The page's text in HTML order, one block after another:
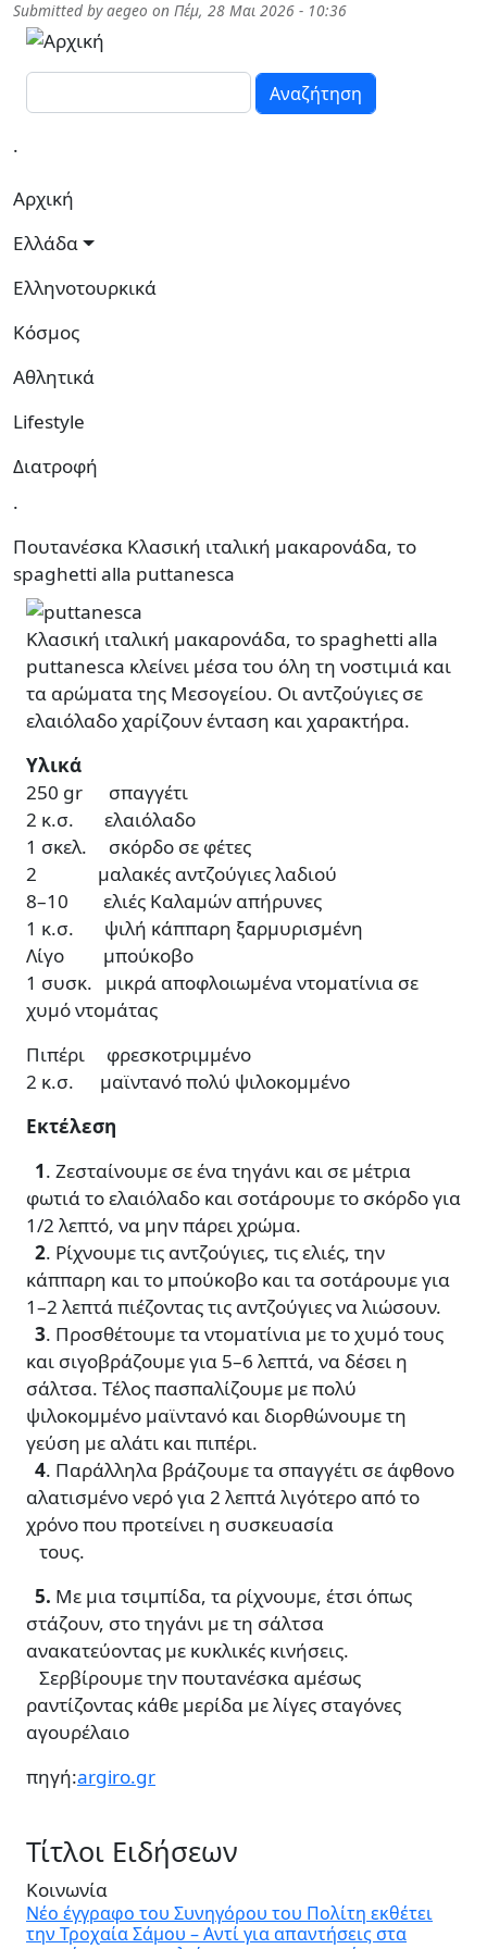
Παράκαμψη προς το κυρίως περιεχόμενο
Submitted byaegeo on Πέμ, 28 Μαι 2026 - 10:36
Αναζήτηση
.
Κεντρική πλοήγηση
Αρχική
Ελλάδα
Ελληνοτουρκικά
Κόσμος
Αθλητικά
Lifestyle
Διατροφή
.
Πουτανέσκα Κλασική ιταλική μακαρονάδα, το
spaghetti alla puttanesca
Κλασική ιταλική μακαρονάδα, το spaghetti alla
puttanesca κλείνει μέσα του όλη τη νοστιμιά και
τα αρώματα της Μεσογείου. Οι αντζούγιες σε
ελαιόλαδο χαρίζουν ένταση και χαρακτήρα.
Υλικά
250 gr σπαγγέτι
2 κ.σ. ελαιόλαδο
1 σκελ. σκόρδο σε φέτες
2 μαλακές αντζούγιες λαδιού
8–10 ελιές Καλαμών απήρυνες
1 κ.σ. ψιλή κάππαρη ξαρμυρισμένη
Λίγο μπούκοβο
1 συσκ. μικρά αποφλοιωμένα ντοματίνια σε
χυμό ντομάτας
Πιπέρι φρεσκοτριμμένο
2 κ.σ. μαϊντανό πολύ ψιλοκομμένο
Εκτέλεση
1. Ζεσταίνουμε σε ένα τηγάνι και σε μέτρια
φωτιά το ελαιόλαδο και σοτάρουμε το σκόρδο για
1/2 λεπτό, να μην πάρει χρώμα.
2. Ρίχνουμε τις αντζούγιες, τις ελιές, την
κάππαρη και το μπούκοβο και τα σοτάρουμε για
1–2 λεπτά πιέζοντας τις αντζούγιες να λιώσουν.
3. Προσθέτουμε τα ντοματίνια με το χυμό τους
και σιγοβράζουμε για 5–6 λεπτά, να δέσει η
σάλτσα. Τέλος πασπαλίζουμε με πολύ
ψιλοκομμένο μαϊντανό και διορθώνουμε τη
γεύση με αλάτι και πιπέρι.
4. Παράλληλα βράζουμε τα σπαγγέτι σε άφθονο
αλατισμένο νερό για 2 λεπτά λιγότερο από το
χρόνο που προτείνει η συσκευασία
τους.
5. Με μια τσιμπίδα, τα ρίχνουμε, έτσι όπως
στάζουν, στο τηγάνι με τη σάλτσα
ανακατεύοντας με κυκλικές κινήσεις.
Σερβίρουμε την πουτανέσκα αμέσως
ραντίζοντας κάθε μερίδα με λίγες σταγόνες
αγουρέλαιο
πηγή:argiro.gr
Τίτλοι Ειδήσεων
Κοινωνία
Νέο έγγραφο του Συνηγόρου του Πολίτη εκθέτει
την Τροχαία Σάμου – Αντί για απαντήσεις στα